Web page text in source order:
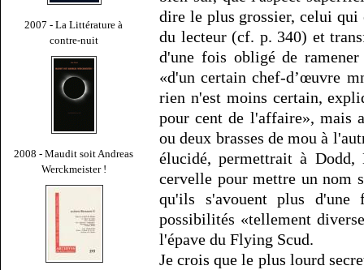
2007 - La Littérature à
contre-nuit
2008 - Maudit soit Andreas
Werckmeister !
dire le plus grossier, celui
du lecteur (cf. p. 340) et
d'une fois obligé de
«d'un certain chef-d’œuvre
rien n'est moins certain,
pour cent de l'affaire», mais
ou deux brasses de mou à
élucidé, permettrait à Dodd,
cervelle pour mettre un nom
qu'ils s'avouent plus
possibilités «tellement
l'épave du Flying Scud.
Je crois que le plus lourd